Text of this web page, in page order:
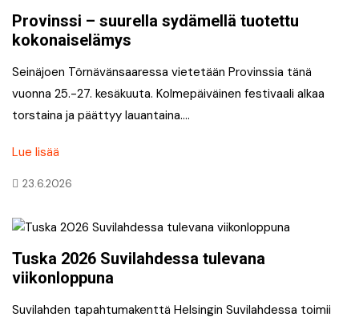
Provinssi – suurella sydämellä tuotettu
kokonaiselämys
Seinäjoen Törnävänsaaressa vietetään Provinssia tänä
vuonna 25.-27. kesäkuuta. Kolmepäiväinen festivaali alkaa
torstaina ja päättyy lauantaina….
Lue lisää
23.6.2026
Tuska 2026 Suvilahdessa tulevana
viikonloppuna
Suvilahden tapahtumakenttä Helsingin Suvilahdessa toimii